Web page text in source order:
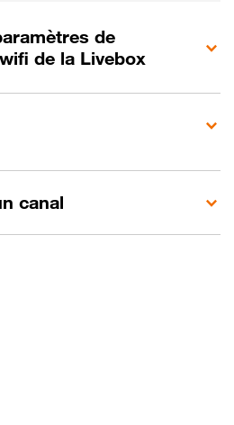
de
de la Livebox
canal